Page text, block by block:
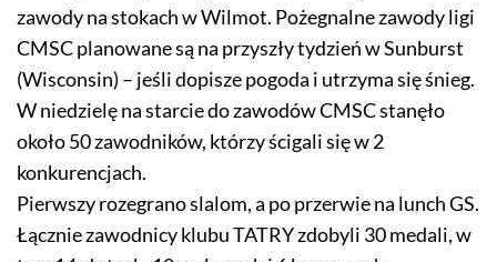
zawody na stokach w Wilmot. Pożegnalne zawody ligi
CMSC planowane są na przyszły tydzień w Sunburst
(Wisconsin) – jeśli dopisze pogoda i utrzyma się śnieg.
W niedzielę na starcie do zawodów CMSC stanęło
około 50 zawodników, którzy ścigali się w 2
konkurencjach.
Pierwszy rozegrano slalom, a po przerwie na lunch GS.
Łącznie zawodnicy klubu TATRY zdobyli 30 medali, w